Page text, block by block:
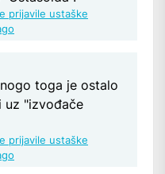
prijavile ustaške
toga je ostalo
uz "izvođače
prijavile ustaške